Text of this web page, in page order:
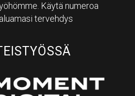
Käytä numeroa
tervehdys